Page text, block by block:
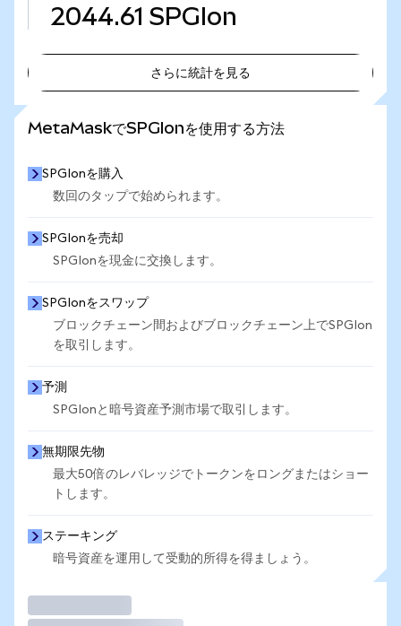
2044.61 SPGIon
さらに統計を見る
MetaMaskでSPGIonを使用する方法
SPGIonを購入
数回のタップで始められます。
SPGIonを売却
SPGIonを現金に交換します。
SPGIonをスワップ
ブロックチェーン間およびブロックチェーン上でSPGIon
を取引します。
予測
SPGIonと暗号資産予測市場で取引します。
無期限先物
最大50倍のレバレッジでトークンをロングまたはショー
トします。
ステーキング
暗号資産を運用して受動的所得を得ましょう。